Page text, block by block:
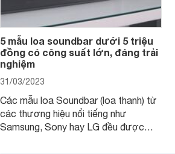
5 mẫu loa soundbar dưới 5 triệu
đồng có công suất lớn, đáng trải
nghiệm
31/03/2023
Các mẫu loa Soundbar (loa thanh) từ
các thương hiệu nổi tiếng như
Samsung, Sony hay LG đều được